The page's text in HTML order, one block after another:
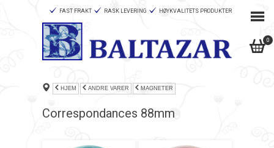
0
FAST FRAKT RASK LEVERING HØYKVALITETS PRODUKTER
HJEM ANDRE VARER MAGNETER
Correspondances 88mm